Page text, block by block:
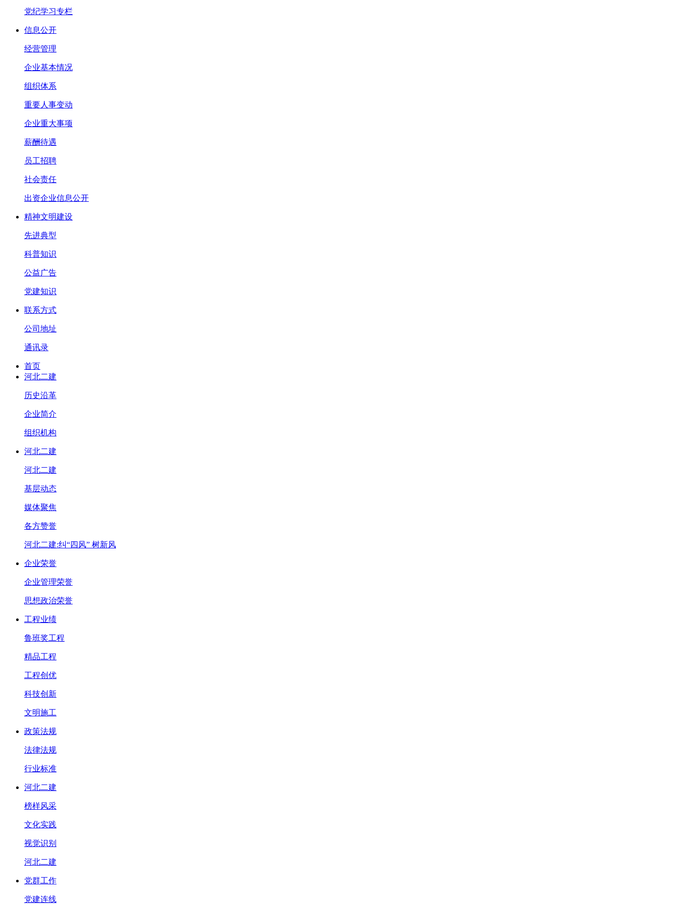
党纪学习专栏
信息公开
经营管理
企业基本情况
组织体系
重要人事变动
企业重大事项
薪酬待遇
员工招聘
社会责任
出资企业信息公开
精神文明建设
先进典型
科普知识
公益广告
党建知识
联系方式
公司地址
通讯录
首页
河北二建
历史沿革
企业简介
组织机构
河北二建
河北二建
基层动态
媒体聚焦
各方赞誉
河北二建:纠“四风” 树新风
企业荣誉
企业管理荣誉
思想政治荣誉
工程业绩
鲁班奖工程
精品工程
工程创优
科技创新
文明施工
政策法规
法律法规
行业标准
河北二建
榜样风采
文化实践
视觉识别
河北二建
党群工作
党建连线